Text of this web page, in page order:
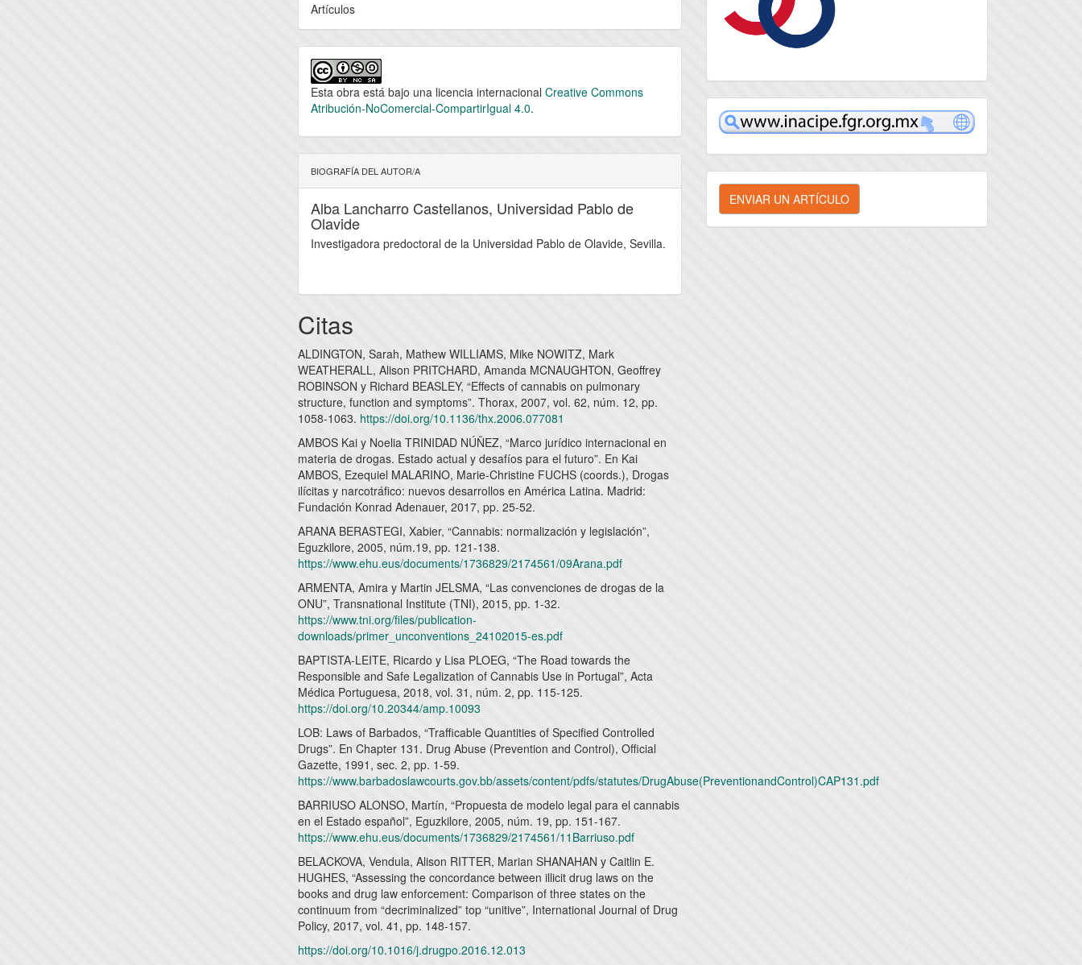
Artículos
Esta obra está bajo una licencia internacionalCreative Commons
Atribución-NoComercial-CompartirIgual 4.0.
BIOGRAFÍA DEL AUTOR/A
Alba Lancharro Castellanos, Universidad Pablo de
Olavide
Investigadora predoctoral de la Universidad Pablo de Olavide, Sevilla.
Citas
ALDINGTON, Sarah, Mathew WILLIAMS, Mike NOWITZ, Mark
WEATHERALL, Alison PRITCHARD, Amanda MCNAUGHTON, Geoffrey
ROBINSON y Richard BEASLEY, “Effects of cannabis on pulmonary
structure, function and symptoms”. Thorax, 2007, vol. 62, núm. 12, pp.
1058-1063. https://doi.org/10.1136/thx.2006.077081
AMBOS Kai y Noelia TRINIDAD NÚÑEZ, “Marco jurídico internacional en
materia de drogas. Estado actual y desafíos para el futuro”. En Kai
AMBOS, Ezequiel MALARINO, Marie-Christine FUCHS (coords.), Drogas
ilícitas y narcotráfico: nuevos desarrollos en América Latina. Madrid:
Fundación Konrad Adenauer, 2017, pp. 25-52.
ARANA BERASTEGI, Xabier, “Cannabis: normalización y legislación”,
Eguzkilore, 2005, núm.19, pp. 121-138.
https://www.ehu.eus/documents/1736829/2174561/09Arana.pdf
ARMENTA, Amira y Martin JELSMA, “Las convenciones de drogas de la
ONU”, Transnational Institute (TNI), 2015, pp. 1-32.
https://www.tni.org/files/publication-
downloads/primer_unconventions_24102015-es.pdf
BAPTISTA-LEITE, Ricardo y Lisa PLOEG, “The Road towards the
Responsible and Safe Legalization of Cannabis Use in Portugal”, Acta
Médica Portuguesa, 2018, vol. 31, núm. 2, pp. 115-125.
https://doi.org/10.20344/amp.10093
LOB: Laws of Barbados, “Trafficable Quantities of Specified Controlled
Drugs”. En Chapter 131. Drug Abuse (Prevention and Control), Official
Gazette, 1991, sec. 2, pp. 1-59.
https://www.barbadoslawcourts.gov.bb/assets/content/pdfs/statutes/DrugAbuse(PreventionandControl)CAP131.pdf
BARRIUSO ALONSO, Martín, “Propuesta de modelo legal para el cannabis
en el Estado español”, Eguzkilore, 2005, núm. 19, pp. 151-167.
https://www.ehu.eus/documents/1736829/2174561/11Barriuso.pdf
BELACKOVA, Vendula, Alison RITTER, Marian SHANAHAN y Caitlin E.
HUGHES, “Assessing the concordance between illicit drug laws on the
books and drug law enforcement: Comparison of three states on the
continuum from “decriminalized” top “unitive”, International Journal of Drug
Policy, 2017, vol. 41, pp. 148-157.
https://doi.org/10.1016/j.drugpo.2016.12.013
inacipe
Enviar
un
artículo
ENVIAR UN ARTÍCULO